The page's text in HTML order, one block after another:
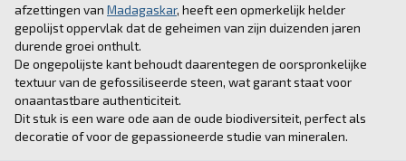
afzettingen van Madagaskar, heeft een opmerkelijk helder
gepolijst oppervlak dat de geheimen van zijn duizenden jaren
durende groei onthult.
De ongepolijste kant behoudt daarentegen de oorspronkelijke
textuur van de gefossiliseerde steen, wat garant staat voor
onaantastbare authenticiteit.
Dit stuk is een ware ode aan de oude biodiversiteit, perfect als
decoratie of voor de gepassioneerde studie van mineralen.